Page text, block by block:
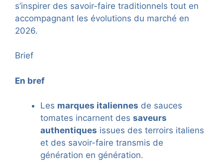
s’inspirer des savoir-faire traditionnels tout en
accompagnant les évolutions du marché en
2026.
Brief
En bref
Les marques italiennes de sauces
tomates incarnent des saveurs
authentiques issues des terroirs italiens
et des savoir-faire transmis de
génération en génération.